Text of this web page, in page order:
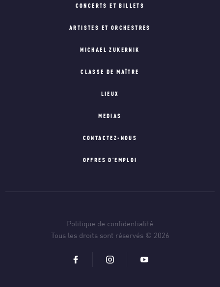
CONCERTS ET BILLETS
ARTISTES ET ORCHESTRES
MICHAEL ZUKERNIK
CLASSE DE MAÎTRE
LIEUX
MEDIAS
CONTACTEZ-NOUS
OFFRES D'EMPLOI
Politique de confidentialité
Tous les droits sont réservés © 2026